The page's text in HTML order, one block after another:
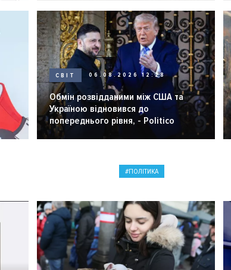
СВІТ 06.08.2026 12:28
Обмін розвідданими між США та
Україною відновився до
попереднього рівня, - Politico
ПОЛІТИКА